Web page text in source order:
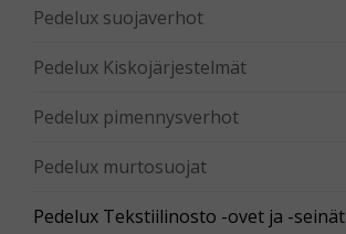
Pedelux suojaverhot
Pedelux Kiskojärjestelmät
Pedelux pimennysverhot
Pedelux murtosuojat
Pedelux Tekstiilinosto -ovet ja -seinät